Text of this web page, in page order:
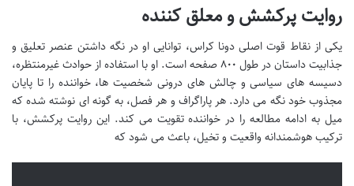
روایت پرکشش و معلق کننده
یکی از نقاط قوت اصلی دونا کراس، توانایی او در نگه داشتن عنصر تعلیق و
جذابیت داستان در طول ۸۰۰ صفحه است. او با استفاده از حوادث غیرمنتظره،
دسیسه های سیاسی و چالش های درونی شخصیت ها، خواننده را تا پایان
مجذوب خود نگه می دارد. هر پاراگراف و هر فصل، به گونه ای نوشته شده که
میل به ادامه مطالعه را در خواننده تقویت می کند. این روایت پرکشش، با
ترکیب هوشمندانه واقعیت و تخیل، باعث می شود که